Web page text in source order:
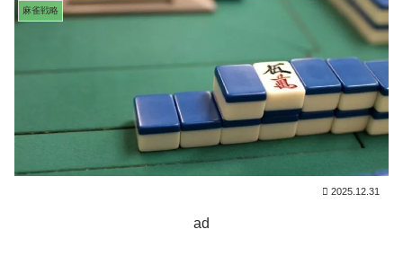
麻雀戦略
2025.12.31
ad